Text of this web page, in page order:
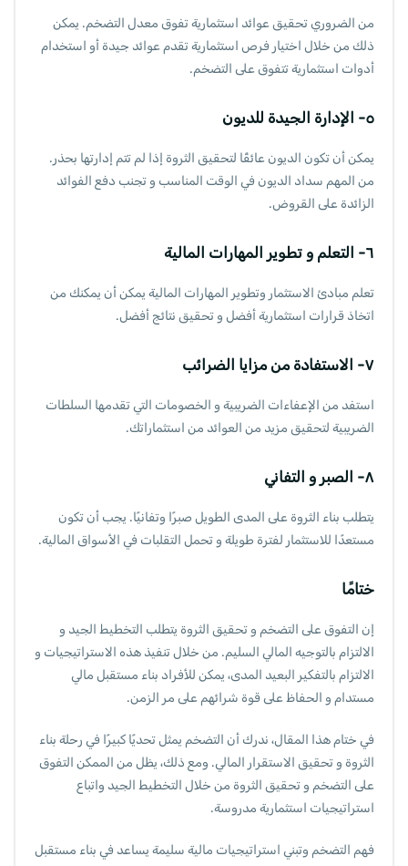
من الضروري تحقيق عوائد استثمارية تفوق معدل التضخم. يمكن
ذلك من خلال اختيار فرص استثمارية تقدم عوائد جيدة أو استخدام
أدوات استثمارية تتفوق على التضخم.
٥- الإدارة الجيدة للديون
يمكن أن تكون الديون عائقًا لتحقيق الثروة إذا لم تتم إدارتها بحذر.
من المهم سداد الديون في الوقت المناسب و تجنب دفع الفوائد
الزائدة على القروض.
٦- التعلم و تطوير المهارات المالية
تعلم مبادئ الاستثمار وتطوير المهارات المالية يمكن أن يمكنك من
اتخاذ قرارات استثمارية أفضل و تحقيق نتائج أفضل.
٧- الاستفادة من مزايا الضرائب
استفد من الإعفاءات الضريبية و الخصومات التي تقدمها السلطات
الضريبية لتحقيق مزيد من العوائد من استثماراتك.
٨- الصبر و التفاني
يتطلب بناء الثروة على المدى الطويل صبرًا وتفانيًا. يجب أن تكون
مستعدًا للاستثمار لفترة طويلة و تحمل التقلبات في الأسواق المالية.
ختامًا
إن التفوق على التضخم و تحقيق الثروة يتطلب التخطيط الجيد و
الالتزام بالتوجيه المالي السليم. من خلال تنفيذ هذه الاستراتيجيات و
الالتزام بالتفكير البعيد المدى، يمكن للأفراد بناء مستقبل مالي
مستدام و الحفاظ على قوة شرائهم على مر الزمن.
في ختام هذا المقال، ندرك أن التضخم يمثل تحديًا كبيرًا في رحلة بناء
الثروة و تحقيق الاستقرار المالي. ومع ذلك، يظل من الممكن التفوق
على التضخم و تحقيق الثروة من خلال التخطيط الجيد واتباع
استراتيجيات استثمارية مدروسة.
فهم التضخم وتبني استراتيجيات مالية سليمة يساعد في بناء مستقبل